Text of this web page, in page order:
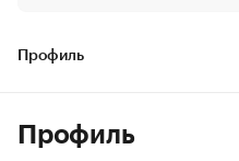
Профиль
Профиль